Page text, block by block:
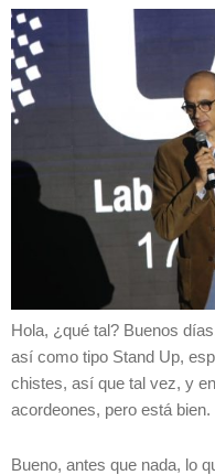
Hola, ¿qué tal? Buenos
así como tipo Stand Up,
chistes, así que tal vez, y
acordeones, pero está bien.
Bueno, antes que nada, lo